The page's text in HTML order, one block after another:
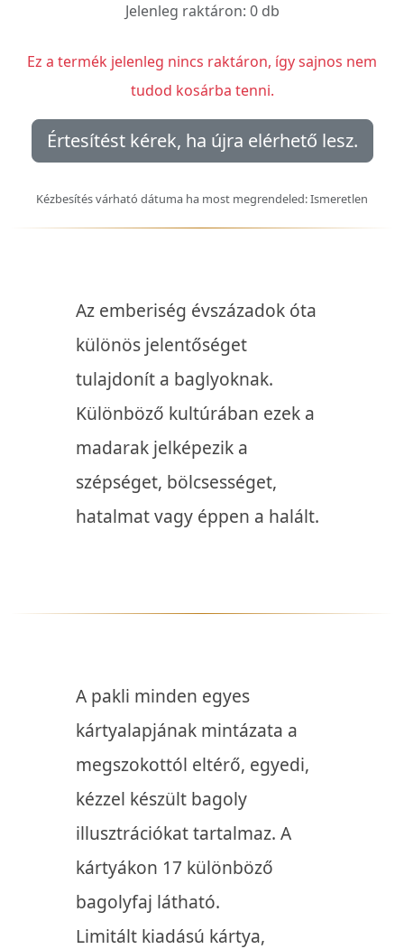
Jelenleg raktáron: 0 db
Ez a termék jelenleg nincs raktáron, így sajnos nem
tudod kosárba tenni.
Értesítést kérek, ha újra elérhető lesz.
Kézbesítés várható dátuma ha most megrendeled: Ismeretlen
Az emberiség évszázadok óta
különös jelentőséget
tulajdonít a baglyoknak.
Különböző kultúrában ezek a
madarak jelképezik a
szépséget, bölcsességet,
hatalmat vagy éppen a halált.
A pakli minden egyes
kártyalapjának mintázata a
megszokottól eltérő, egyedi,
kézzel készült bagoly
illusztrációkat tartalmaz. A
kártyákon 17 különböző
bagolyfaj látható.
Limitált kiadású kártya,